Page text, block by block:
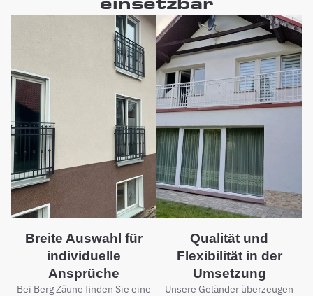
Breite Auswahl für
individuelle
Ansprüche
Bei Berg Zäune finden Sie eine
Qualität und
Flexibilität in der
Umsetzung
Unsere Geländer überzeugen